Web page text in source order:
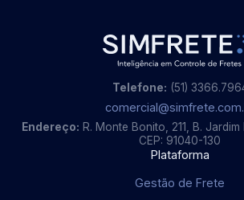
Telefone: (51)
Endereço: R. Monte Bonito, 211, B.
CEP: 91040-130
Plataforma
Gestão de Frete